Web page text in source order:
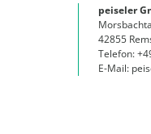
peiseler
42855
Telefon:
E-Mail: